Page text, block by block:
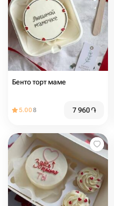
Бенто торт маме
5.008 7 960֏